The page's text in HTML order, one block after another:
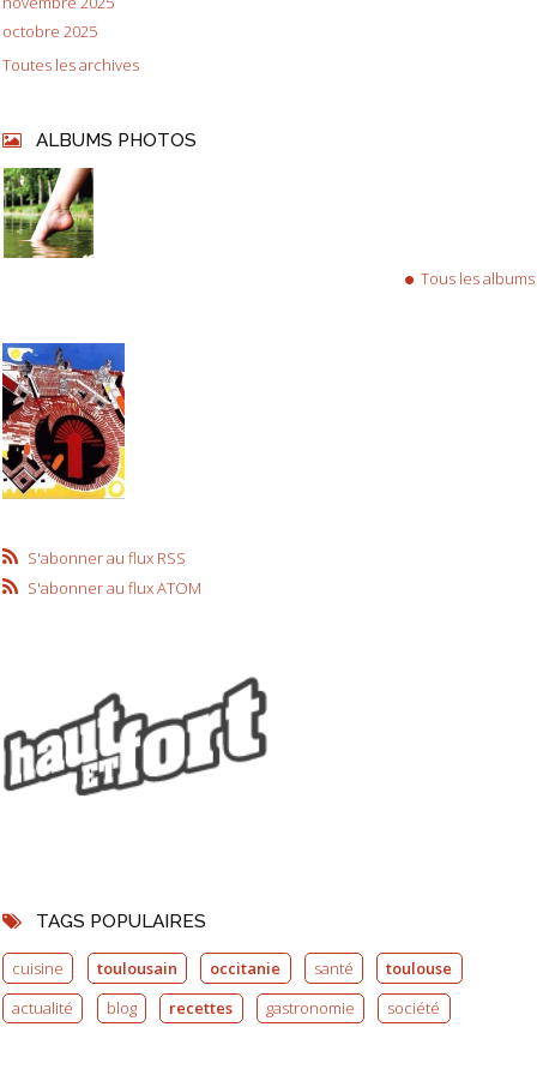
octobre 2025
Toutes les archives
ALBUMS PHOTOS
Tous les albums
S'abonner au flux RSS
S'abonner au flux ATOM
TAGS POPULAIRES
cuisine toulousain occitanie santé
toulouse
actualité
blog recettes gastronomie société